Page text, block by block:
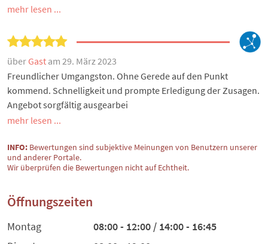
mehr lesen ...
über Gast am 29. März 2023
Freundlicher Umgangston. Ohne Gerede auf den Punkt
kommend. Schnelligkeit und prompte Erledigung der Zusagen.
Angebot sorgfältig ausgearbei
mehr lesen ...
INFO: Bewertungen sind subjektive Meinungen von Benutzern unserer
und anderer Portale.
Wir überprüfen die Bewertungen nicht auf Echtheit.
Öffnungszeiten
Montag
08:00 - 12:00 / 14:00 - 16:45